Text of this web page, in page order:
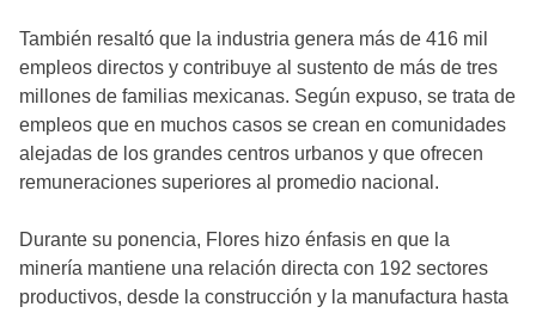
También resaltó que la industria genera más de 416 mil
empleos directos y contribuye al sustento de más de tres
millones de familias mexicanas. Según expuso, se trata de
empleos que en muchos casos se crean en comunidades
alejadas de los grandes centros urbanos y que ofrecen
remuneraciones superiores al promedio nacional.
Durante su ponencia, Flores hizo énfasis en que la
minería mantiene una relación directa con 192 sectores
productivos, desde la construcción y la manufactura hasta